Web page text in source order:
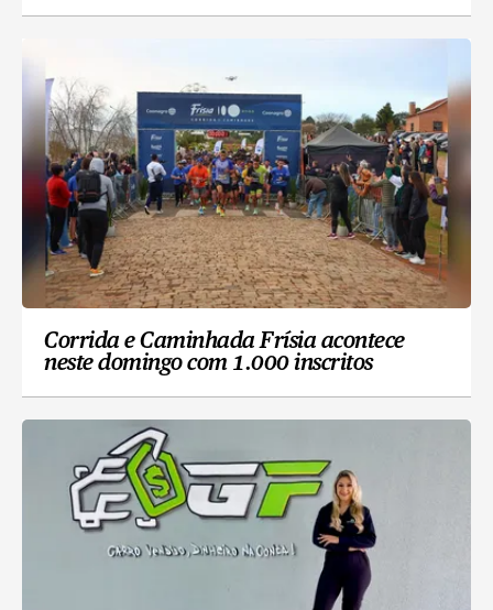
Corrida e Caminhada Frísia acontece
neste domingo com 1.000 inscritos